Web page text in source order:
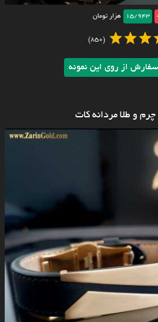
15/943 هزار تومان
(850)
از روی این نمونه
و طلا مردانه کات